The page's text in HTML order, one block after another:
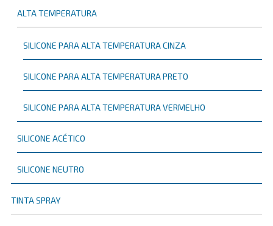
ALTA TEMPERATURA
SILICONE PARA ALTA TEMPERATURA CINZA
SILICONE PARA ALTA TEMPERATURA PRETO
SILICONE PARA ALTA TEMPERATURA VERMELHO
SILICONE ACÉTICO
SILICONE NEUTRO
TINTA SPRAY